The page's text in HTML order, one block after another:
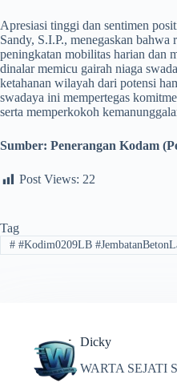
​Apresiasi tinggi dan sentimen
Sandy, S.I.P., menegaskan
peningkatan mobilitas harian dan
dinalar memicu gairah niaga
ketahanan wilayah dari potensi
swadaya ini mempertegas
serta memperkokoh
Sumber: Penerangan Kodam
Post Views: 22
Tag
##Kodim0209LB
Dicky
WARTA SEJATI